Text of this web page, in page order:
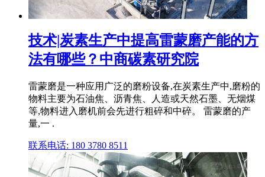
技术|炭素生产中提高雷蒙磨产能的方
法有哪些？中商碳素研究院
雷蒙磨是一种应用广泛的磨粉设备,在炭素生产中,磨粉的
物料主要为石油焦、沥青焦、人造或天然石墨、无烟煤
等,物料进入磨机前会先进行粗碎和中碎。 雷蒙磨的产
量,一 .
联系电话: 180 3780 8511